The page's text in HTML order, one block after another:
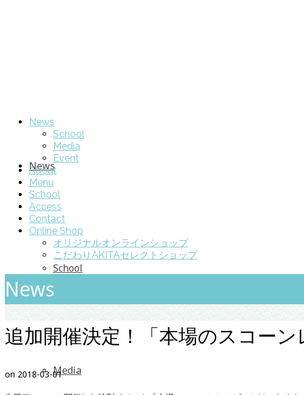
News
School
Media
News
School
Media
Event
About
Menu
School
Access
Contact
Online Shop
オリジナルオンラインショップ
こだわりAKITAセレクトショップ
News
追加開催決定！「本場のスコー
on 2018-03-01